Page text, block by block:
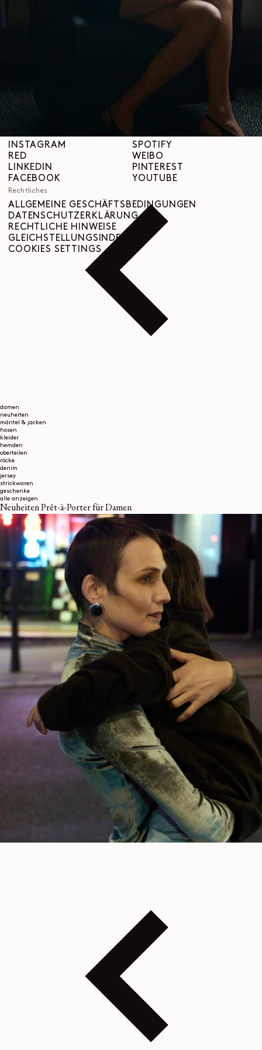
damen
neuheiten
mäntel & jacken
hosen
kleider
hemden
oberteilen
röcke
denim
jersey
strickwaren
geschenke
alle anzeigen
Neuheiten Prêt-à-Porter für Damen
RÜCKGABEANFRAGE
WIDERRUFSRECHT
RÜCKVERFOLGBARKEIT
INSTAGRAM
RED
LINKEDIN
FACEBOOK
SPOTIFY
WEIBO
PINTEREST
YOUTUBE
Rechtliches
ALLGEMEINE GESCHÄFTSBEDINGUNGEN
DATENSCHUTZERKLÄRUNG
RECHTLICHE HINWEISE
GLEICHSTELLUNGSINDEX
COOKIES SETTINGS